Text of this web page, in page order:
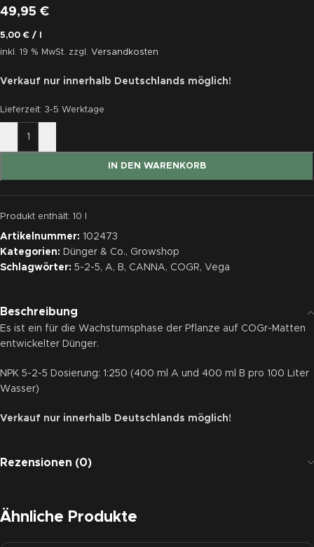
49,95 €
5,00€ /
inkl. 19 % MwSt. zzgl. Versandkosten
Verkauf nur innerhalb Deutschlands möglich!
Lieferzeit: 3-5 Werktage
IN DEN WARENKORB
Produkt enthält: 10
Artikelnummer: 102473
Kategorien: Dünger & Co., Growshop
Schlagwörter: 5-2-5, A, B, CANNA, COGR, Vega
Beschreibung
Es ist ein für die Wachstumsphase der Pflanze auf COGr-Matten
entwickelter Dünger.
NPK 5-2-5 Dosierung: 1:250 (400 ml A und 400 ml B pro 100 Liter
Wasser)
Verkauf nur innerhalb Deutschlands möglich!
Rezensionen (0)
Ähnliche Produkte